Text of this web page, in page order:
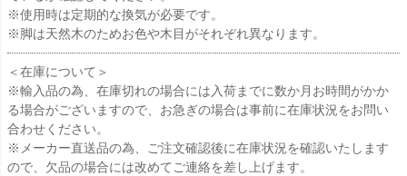
※使用時は定期的な換気が必要です。
※脚は天然木のためお色や木目がそれぞれ異なります。
＜在庫について＞
※輸入品の為、在庫切れの場合には入荷までに数か月お時間がかか
る場合がございますので、お急ぎの場合は事前に在庫状況をお問い
合わせください。
※メーカー直送品の為、ご注文確認後に在庫状況を確認いたします
ので、欠品の場合には改めてご連絡を差し上げます。